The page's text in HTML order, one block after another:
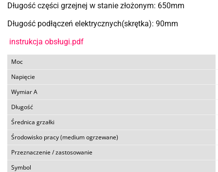
Długość części grzejnej w stanie złożonym: 650mm
Długość podłączeń elektrycznych(skrętka): 90mm
instrukcja obsługi.pdf
Moc
Napięcie
Wymiar A
Długość
Średnica grzałki
Środowisko pracy (medium ogrzewane)
Przeznaczenie / zastosowanie
Symbol